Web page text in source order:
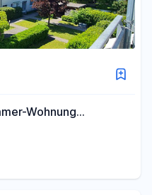
Wohnung